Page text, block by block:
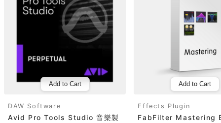
Add to Cart
DAW Software
Avid Pro Tools Studio 音樂製
Add to Cart
Effects Plugin
FabFilter Mastering